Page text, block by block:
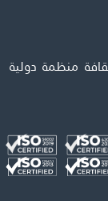
منظمة دولية